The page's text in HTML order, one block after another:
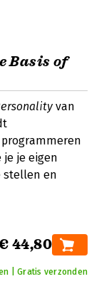
Basis of
van
je eigen
stellen en
44,80
| Gratis verzonden